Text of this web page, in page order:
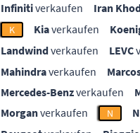
Infinitiverkaufen Iran
K Kiaverkaufen
Landwindverkaufen LEVC
Mahindraverkaufen
Mercedes-Benzverkaufen
Morganverkaufen N